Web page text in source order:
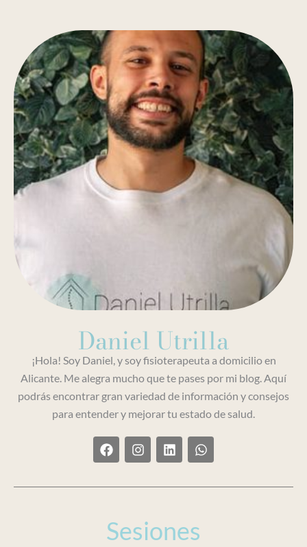
Daniel Utrilla
¡Hola! Soy Daniel, y soy fisioterapeuta a domicilio en
Alicante. Me alegra mucho que te pases por mi blog. Aquí
podrás encontrar gran variedad de información y consejos
para entender y mejorar tu estado de salud.
F
a
o
k
I
n
a
L
i
n
W
h
Sesiones